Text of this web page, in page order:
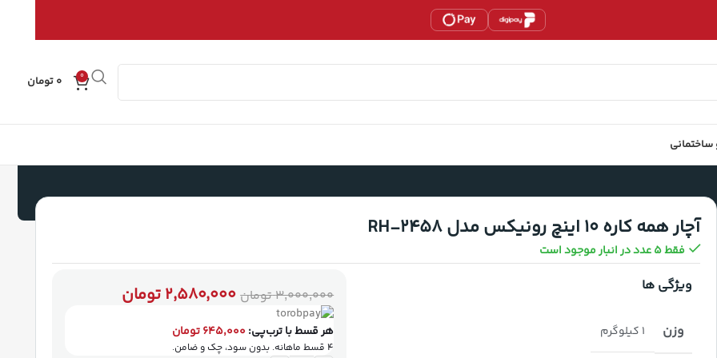
0 ۰ تومان
ساختمانی
آچار همه کاره 10 اینچ رونیکس مدل RH-2458
فقط 5 عدد در انبار موجود است
ویژگی ها
وزن 1 کیلوگرم
۳,۰۰۰,۰۰۰تومان ۲,۵۸۰,۰۰۰تومان
هر قسط با ترب‌پی:۶۴۵,۰۰۰تومان
۴ قسط ماهانه. بدون سود، چک و ضامن.